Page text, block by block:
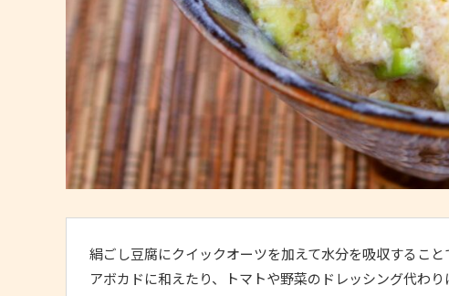
絹ごし豆腐にクイックオーツを加えて水分を吸収するこ
アボカドに和えたり、トマトや野菜のドレッシング代わり